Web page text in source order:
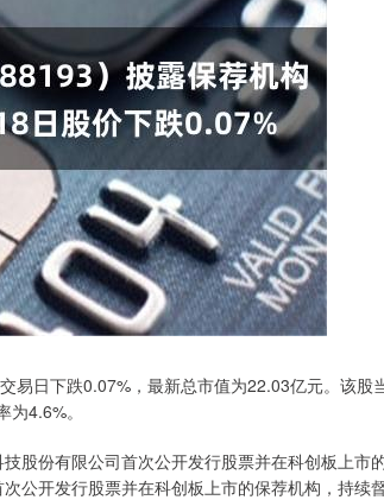
易日下跌0.07%，最新总市值为22.03亿元。该股
4.6%。
股份有限公司首次公开发行股票并在科创板上市
公开发行股票并在科创板上市的保荐机构，持续